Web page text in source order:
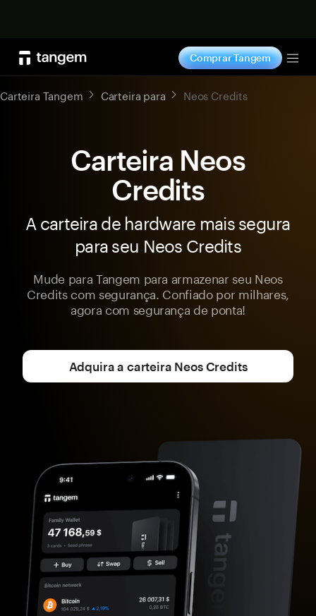
Comprar Tangem
Carteira Tangem Carteira para Neos Credits
Carteira Neos
Credits
A carteira de hardware mais segura
para seu Neos Credits
Mude para Tangem para armazenar seu Neos
Credits com segurança. Confiado por milhares,
agora com segurança de ponta!
Adquira a carteira Neos Credits